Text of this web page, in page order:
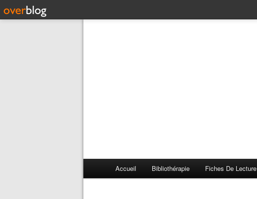
Accueil Bibliothérapie Fiches De Lecture